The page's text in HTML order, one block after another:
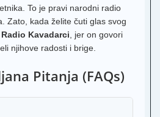
To je pravi narodni radio
Zato, kada želite čuti glas svog
Kavadarci , jer on govori
njihove radosti i brige.
Pitanja (FAQs)